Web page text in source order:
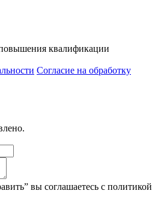
квалификации
Согласие на обработку
вы соглашаетесь с политикой